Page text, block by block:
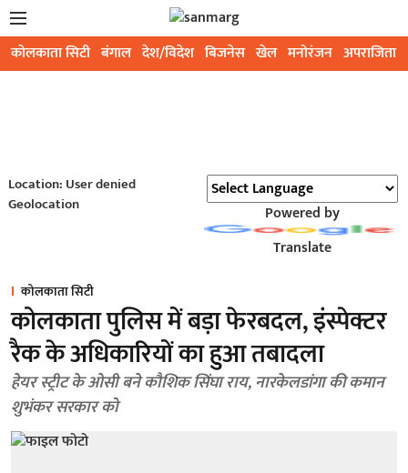
कोलकाता सिटी बंगाल देश/विदेश बिजनेस खेल मनोरंजन अपराजिता
Location: User denied
Geolocation
Powered by
Translate
कोलकाता सिटी
कोलकाता पुलिस में बड़ा फेरबदल, इंस्पेक्टर
रैक के अधिकारियों का हुआ तबादला
हेयर स्ट्रीट के ओसी बने कौशिक सिंघा राय, नारकेलडांगा की कमान
शुभंकर सरकार को